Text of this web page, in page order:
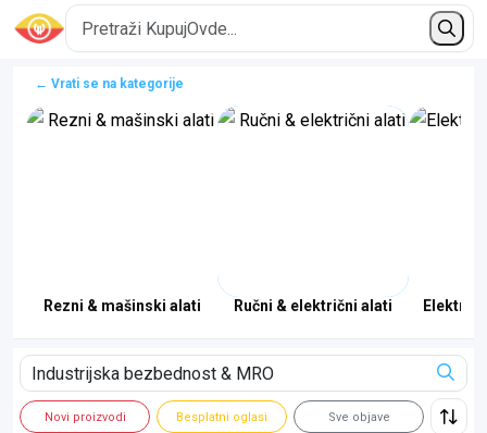
← Vrati se na kategorije
Rezni & mašinski alati Ručni & električni alati
Novi proizvodi Besplatni oglasi Sve objave